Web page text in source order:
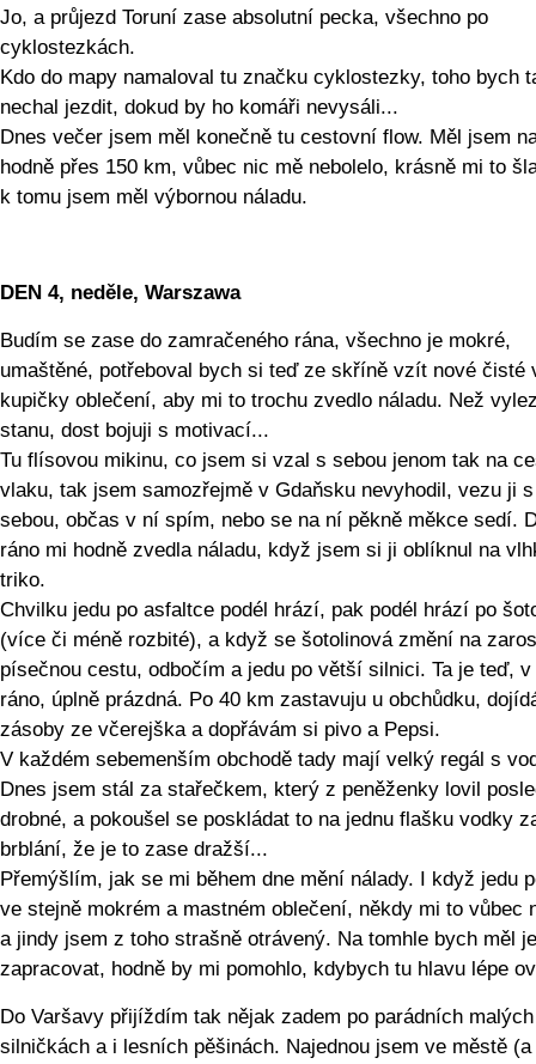
Jo, a průjezd Toruní zase absolutní pecka, všechno po
cyklostezkách.
Kdo do mapy namaloval tu značku cyklostezky, toho bych
nechal jezdit, dokud by ho komáři nevysáli...
Dnes večer jsem měl konečně tu cestovní flow. Měl jsem
hodně přes 150 km, vůbec nic mě nebolelo, krásně mi to
k tomu jsem měl výbornou náladu.
DEN 4, neděle, Warszawa
Budím se zase do zamračeného rána, všechno je mokré,
umaštěné, potřeboval bych si teď ze skříně vzít nové čisté
kupičky oblečení, aby mi to trochu zvedlo náladu. Než
stanu, dost bojuji s motivací...
Tu flísovou mikinu, co jsem si vzal s sebou jenom tak na
vlaku, tak jsem samozřejmě v Gdaňsku nevyhodil, vezu ji s
sebou, občas v ní spím, nebo se na ní pěkně měkce sedí.
ráno mi hodně zvedla náladu, když jsem si ji oblíknul na
triko.
Chvilku jedu po asfaltce podél hrází, pak podél hrází po
(více či méně rozbité), a když se šotolinová změní na
písečnou cestu, odbočím a jedu po větší silnici. Ta je teď, v
ráno, úplně prázdná. Po 40 km zastavuju u obchůdku,
zásoby ze včerejška a dopřávám si pivo a Pepsi.
V každém sebemenším obchodě tady mají velký regál s
Dnes jsem stál za stařečkem, který z peněženky lovil
drobné, a pokoušel se poskládat to na jednu flašku vodky
brblání, že je to zase dražší...
Přemýšlím, jak se mi během dne mění nálady. I když jedu
ve stejně mokrém a mastném oblečení, někdy mi to vůbec
a jindy jsem z toho strašně otrávený. Na tomhle bych měl
zapracovat, hodně by mi pomohlo, kdybych tu hlavu lépe
Do Varšavy přijíždím tak nějak zadem po parádních malých
silničkách a i lesních pěšinách. Najednou jsem ve městě